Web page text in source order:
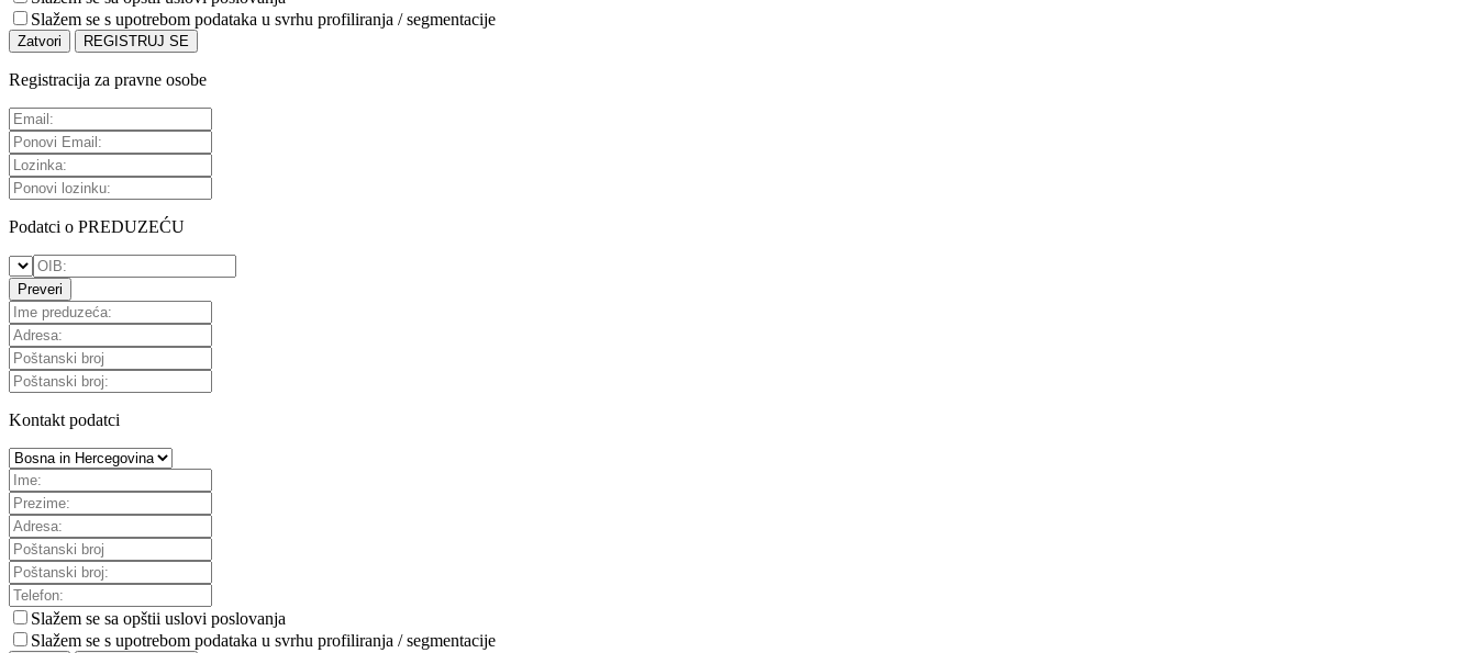
Slažem se s upotrebom podataka u svrhu profiliranja / segmentacije
Zatvori REGISTRUJ SE
Registracija za pravne osobe
Podatci o PREDUZEĆU
Preveri
Kontakt podatci
Slažem se sa opštii uslovi poslovanja
Slažem se s upotrebom podataka u svrhu profiliranja / segmentacije